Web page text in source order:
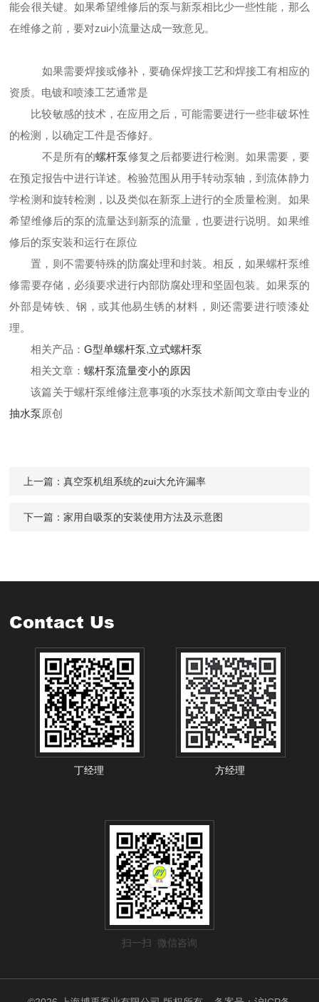
能会很关键。如果希望维修后的泵与新泵相比少一些性能，那么
在维修之前，要对zui小流量达成一致意见。
如果需要焊接或修补，要确保焊接工艺和焊接工有相应的
资质。电镀和喷漆工艺通常是
比较敏感的技术，在应用之后，可能需要进行一些非破坏性
的检测，以确定工件是否修好。
不是所有的螺杆泵修复之后都要进行检测。如果需要，要
在预定报告中进行详述。检验范围 从用手转动泵轴，到流体静力
学检测和旋转检测，以及类似在新泵上进行的全质量检测。如果
希望维修后的泵的流量达到新泵的流量，也要进行说明。如果维
修后的泵安装和运行在原位
置，则不需要特殊的防腐处理和封装。相反，如果螺杆泵维
修需要存储，必须要求进行内部防腐处理和坚固包装。如果泵的
外部是铸铁、钢，或其他易生锈的材料，则还需要进行喷漆处
理。
相关产品：G型单螺杆泵,立式螺杆泵
相关文章：螺杆泵流量变小的原因
该篇关于螺杆泵维修注意事项的水泵技术新闻文章由专业的
抽水泵原创
上一篇：真空泵机组系统的zui大允许漏率
下一篇：家用自吸泵的安装使用方法及示意图
Contact Us
丁经理 方经理
扫一扫 微信咨询